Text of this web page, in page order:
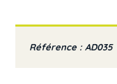
Référence : AD035